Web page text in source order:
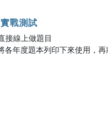
戰測試
接線上做題目
各年度題本列印下來使用，